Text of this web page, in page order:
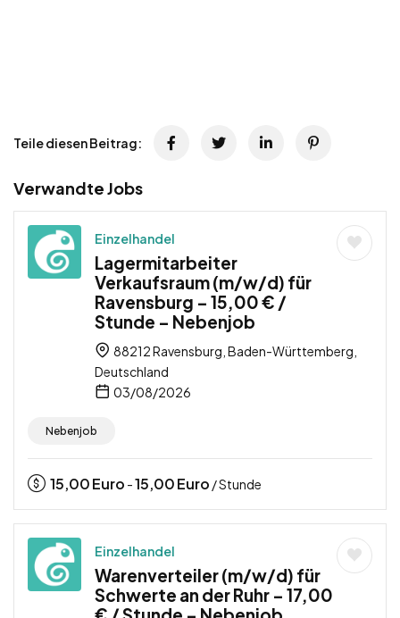
Teile diesen Beitrag:
Verwandte Jobs
Einzelhandel
Lagermitarbeiter
Verkaufsraum (m/w/d) für
Ravensburg – 15,00 € /
Stunde – Nebenjob
88212 Ravensburg, Baden-Württemberg,
Deutschland
03/08/2026
Nebenjob
15,00Euro -15,00Euro / Stunde
Einzelhandel
Warenverteiler (m/w/d) für
Schwerte an der Ruhr – 17,00